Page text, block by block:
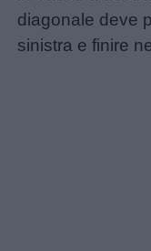
diagonale deve
sinistra e finire